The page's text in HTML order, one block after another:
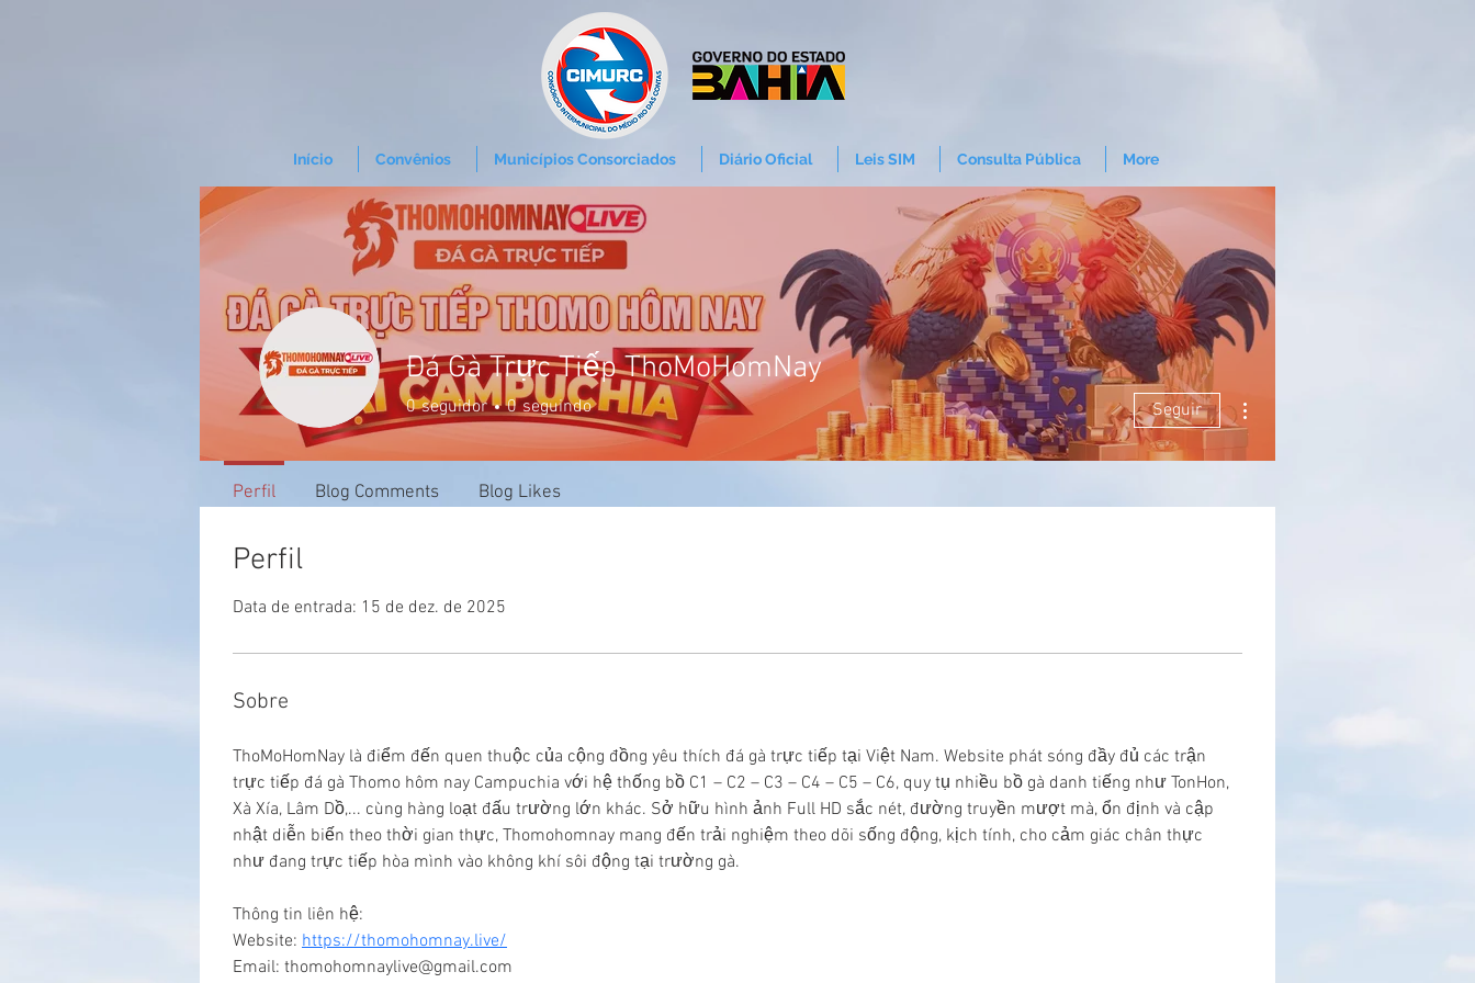
Início Convênios Municípios Consorciados Diário Oficial Leis SIM Consulta Pública More
Perfil
Data de entrada: 15 de dez. de 2025
Sobre
ThoMoHomNay là điểm đến quen thuộc của cộng đồng yêu thích đá gà trực tiếp tại Việt Nam. Website phát sóng đầy đủ các trận
trực tiếp đá gà Thomo hôm nay Campuchia với hệ thống bồ C1 – C2 – C3 – C4 – C5 – C6, quy tụ nhiều bồ gà danh tiếng như TonHon,
Xà Xía, Lâm Dồ,... cùng hàng loạt đấu trường lớn khác. Sở hữu hình ảnh Full HD sắc nét, đường truyền mượt mà, ổn định và cập
nhật diễn biến theo thời gian thực, Thomohomnay mang đến trải nghiệm theo dõi sống động, kịch tính, cho cảm giác chân thực
như đang trực tiếp hòa mình vào không khí sôi động tại trường gà.
Thông tin liên hệ:
Website: https://thomohomnay.live/
Email: thomohomnaylive@gmail.com
Đá Gà Trực Tiếp ThoMoHomNay
0 seguidor 0 seguindo Seguir
Perfil Blog Comments Blog Likes